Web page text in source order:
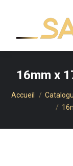
16mm x
Vous êtes ici :
Accueil